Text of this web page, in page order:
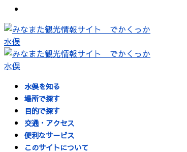
水俣を知る
場所で探す
目的で探す
交通・アクセス
便利なサービス
このサイトについて